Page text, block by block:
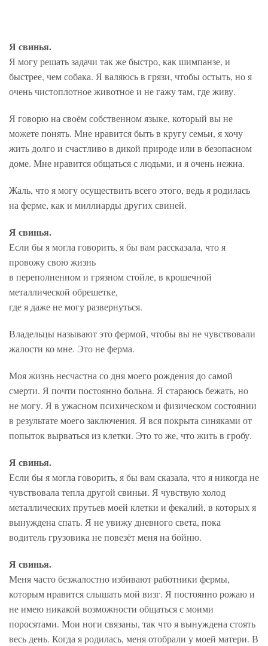
Я свинья.
Я могу решать задачи так же быстро, как шимпанзе, и
быстрее, чем собака. Я валяюсь в грязи, чтобы остыть, но я
очень чистоплотное животное и не гажу там, где живу.
Я говорю на своём ​​собственном языке, который вы не
можете понять. Мне нравится быть в кругу семьи, я хочу
жить долго и счастливо в дикой природе или в безопасном
доме. Мне нравится общаться с людьми, и я очень нежна.
Жаль, что я могу осуществить всего этого, ведь я родилась
на ферме, как и миллиарды других свиней.
Я свинья.
Если бы я могла говорить, я бы вам рассказала, что я
провожу свою жизнь
в переполненном и грязном стойле, в крошечной
металлической обрешетке,
где я даже не могу развернуться.
Владельцы называют это фермой, чтобы вы не чувствовали
жалости ко мне. Это не ферма.
Моя жизнь несчастна со дня моего рождения до самой
смерти. Я почти постоянно больна. Я стараюсь бежать, но
не могу. Я в ужасном психическом и физическом состоянии
в результате моего заключения. Я вся покрыта синяками от
попыток вырваться из клетки. Это то же, что жить в гробу.
Я свинья.
Если бы я могла говорить, я бы вам сказала, что я никогда не
чувствовала тепла другой свиньи. Я чувствую холод
металлических прутьев моей клетки и фекалий, в которых я
вынуждена спать. Я не увижу дневного света, пока
водитель грузовика не повезёт меня на бойню.
Я свинья.
Меня часто безжалостно избивают работники фермы,
которым нравится слышать мой визг. Я постоянно рожаю и
не имею никакой возможности общаться с моими
поросятами. Мои ноги связаны, так что я вынуждена стоять
весь день. Когда я родилась, меня отобрали у моей матери. В